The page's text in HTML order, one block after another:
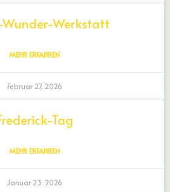
Wunder-Werkstatt
MEHR ERFAHREN
Februar 27, 2026
Tag
MEHR ERFAHREN
Januar 23, 2026